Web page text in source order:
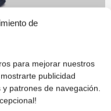
de
para mejorar nuestros
publicidad
patrones de navegación.